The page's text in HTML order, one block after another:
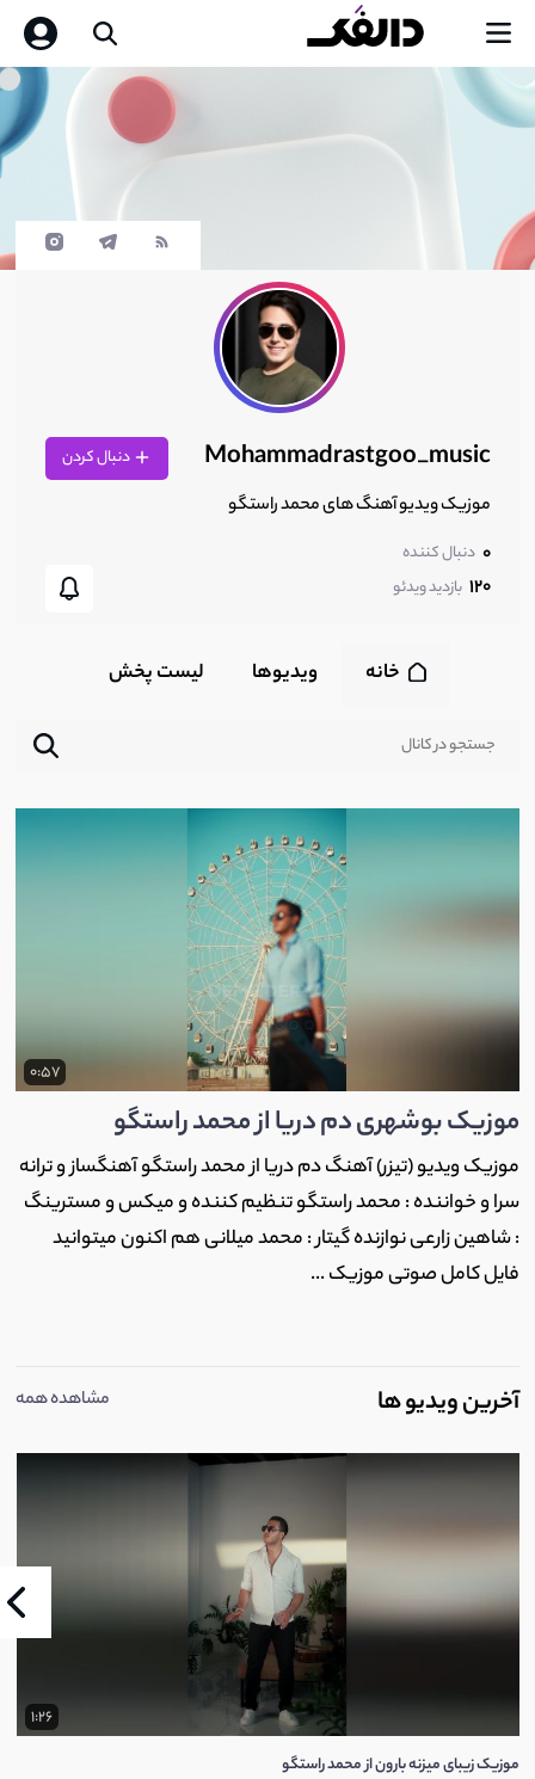
Mohammadrastgoo_music دنبال کردن
موزیک ویدیو آهنگ های محمد راستگو
0 دنبال کننده
120 بازدید ویدئو
خانه ویدیوها لیست پخش‌
0:57
موزیک بوشهری دم دریا از محمد راستگو
موزیک ویدیو (تیزر) آهنگ دم دریا از محمد راستگو آهنگساز و ترانه
سرا و خواننده : محمد راستگو تنظیم کننده و میکس و مسترینگ
: شاهین زارعی نوازنده گیتار : محمد میلانی هم اکنون میتوانید
فایل کامل صوتی موزیک ...
آخرین ویدیو ها مشاهده همه
1:26
موزیک زیبای میزنه بارون از محمد راستگو